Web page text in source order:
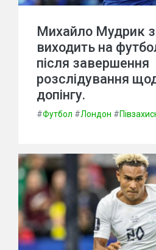
Михайло Мудрик
виходить на
після завершення
розслідування
допінгу.
#Футбол #Лондон #